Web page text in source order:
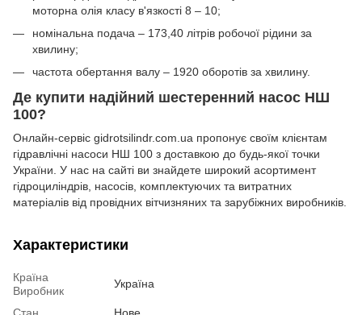
моторна олія класу в'язкості 8 – 10;
номінальна подача – 173,40 літрів робочої рідини за
хвилину;
частота обертання валу – 1920 оборотів за хвилину.
Де купити надійний шестеренний насос НШ
100?
Онлайн-сервіс gidrotsilindr.com.ua пропонує своїм клієнтам
гідравлічні насоси НШ 100 з доставкою до будь-якої точки
України. У нас на сайті ви знайдете широкий асортимент
гідроциліндрів, насосів, комплектуючих та витратних
матеріалів від провідних вітчизняних та зарубіжних виробників.
Характеристики
Країна
Виробник
Україна